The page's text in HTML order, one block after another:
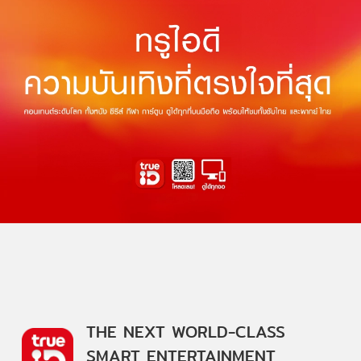
THE NEXT WORLD-CLASS
SMART ENTERTAINMENT